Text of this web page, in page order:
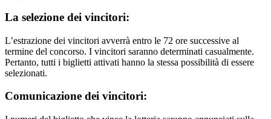
La selezione dei vincitori:
L’estrazione dei vincitori avverrà entro le 72 ore successive al
termine del concorso. I vincitori saranno determinati casualmente.
Pertanto, tutti i biglietti attivati hanno la stessa possibilità di essere
selezionati.
Comunicazione dei vincitori: